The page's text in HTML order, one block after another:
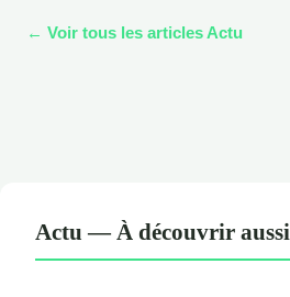
← Voir tous les articles Actu
Actu — À découvrir aussi